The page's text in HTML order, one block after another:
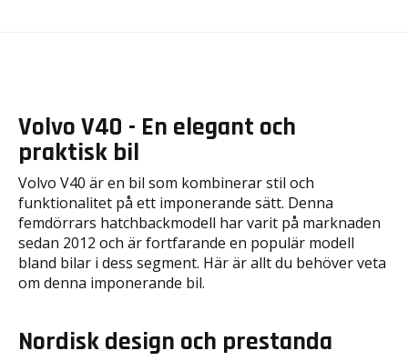
Volvo V40 - En elegant och
praktisk bil
Volvo V40 är en bil som kombinerar stil och
funktionalitet på ett imponerande sätt. Denna
femdörrars hatchbackmodell har varit på marknaden
sedan 2012 och är fortfarande en populär modell
bland bilar i dess segment. Här är allt du behöver veta
om denna imponerande bil.
Nordisk design och prestanda